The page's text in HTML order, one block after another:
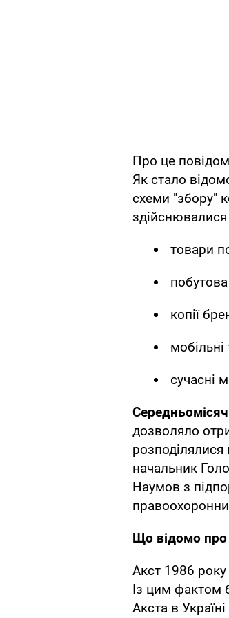
Про це
Як стало
схеми "збору"
товари
копії
сучасні
дозволяло
начальник
Наумов з
Що відомо про
Акст 1986
Із цим фактом
Акста в